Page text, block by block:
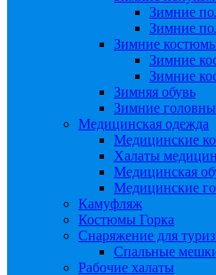
Зимние
Зимние
Зимние
Зимние
Зимние
Зимняя обувь
Зимние
Медицинская одежда
Медицинские
Халаты
Медицинская
Медицинские
Камуфляж
Костюмы Горка
Снаряжение для
Спальные
Рабочие халаты